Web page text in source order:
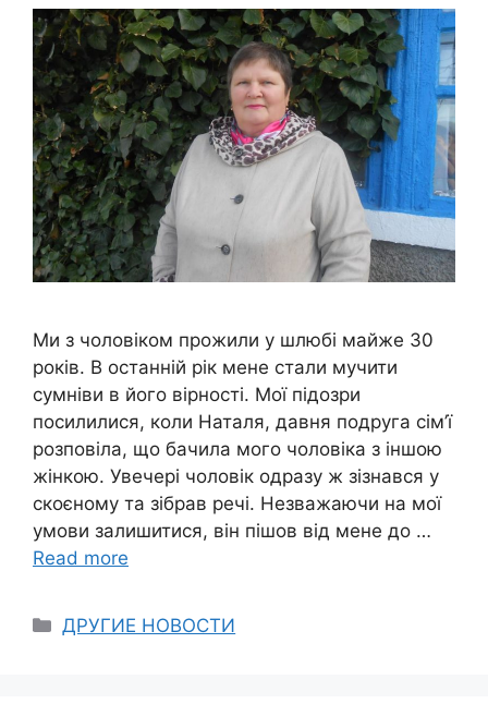
Ми з чоловіком прожили у шлюбі майже 30
років. В останній рік мене стали мучити
сумніви в його вірності. Мої підозри
посилилися, коли Наталя, давня подруга сім’ї
розповіла, що бачила мого чоловіка з іншою
жінкою. Увечері чоловік одразу ж зізнався у
скоєному та зібрав речі. Незважаючи на мої
умови залишитися, він пішов від мене до …
Read more
Categories
ДРУГИЕ НОВОСТИ